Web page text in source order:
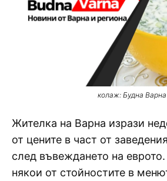
колаж: Будна Варна
Жителка на Варна изрази
от цените в част от
след въвеждането на
някои от стойностите в